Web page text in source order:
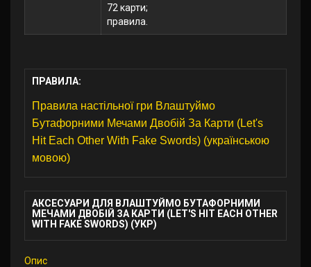
72 карти;
правила.
ПРАВИЛА:
Правила настільної гри Влаштуймо
Бутафорними Мечами Двобій За Карти (Let's
Hit Each Other With Fake Swords) (українською
мовою)
АКСЕСУАРИ ДЛЯ ВЛАШТУЙМО БУТАФОРНИМИ
МЕЧАМИ ДВОБІЙ ЗА КАРТИ (LET'S HIT EACH OTHER
WITH FAKE SWORDS) (УКР)
Опис